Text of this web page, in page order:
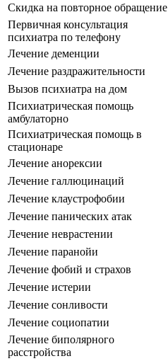
Скидка на повторное обращение
Первичная консультация
психиатра по телефону
Лечение деменции
Лечение раздражительности
Вызов психиатра на дом
Психиатрическая помощь
амбулаторно
Психиатрическая помощь в
стационаре
Лечение анорексии
Лечение галлюцинаций
Лечение клаустрофобии
Лечение панических атак
Лечение неврастении
Лечение паранойи
Лечение фобий и страхов
Лечение истерии
Лечение сонливости
Лечение социопатии
Лечение биполярного
расстройства